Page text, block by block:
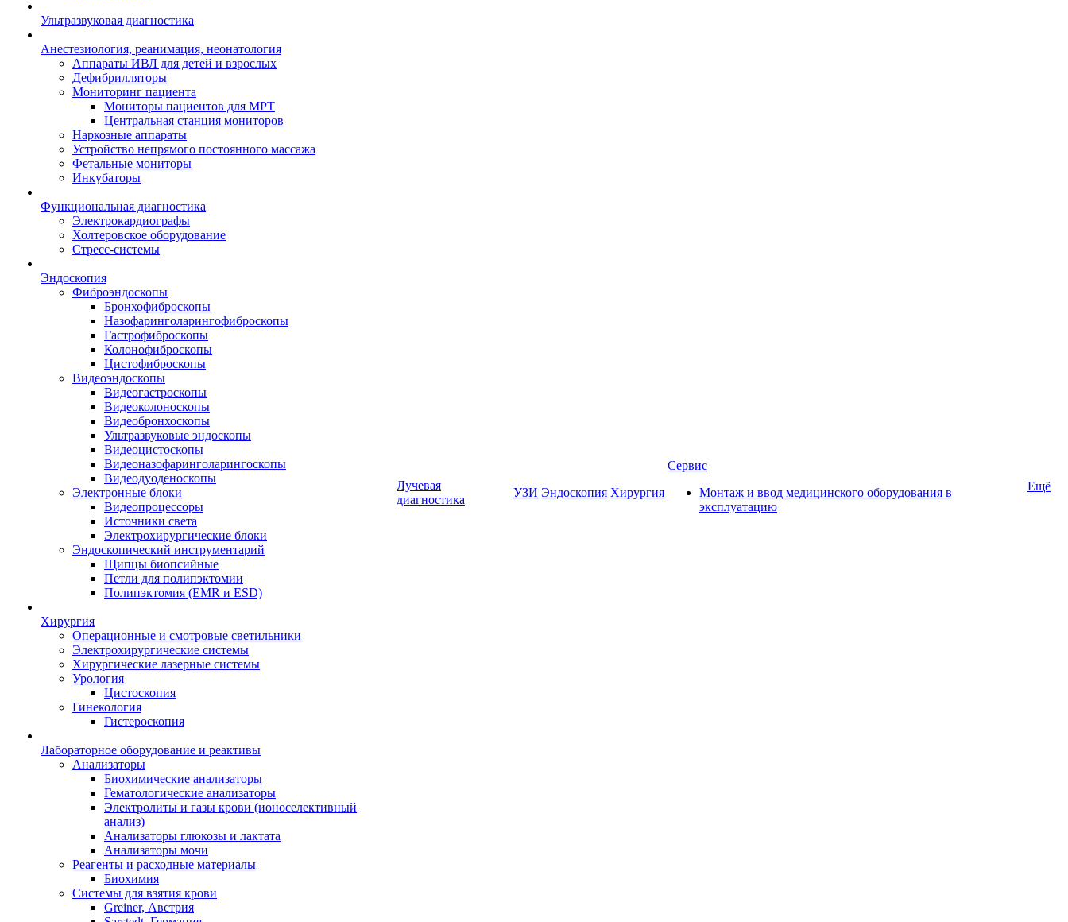
Ультразвуковая диагностика
Анестезиология, реанимация, неонатология
Аппараты ИВЛ для детей и взрослых
Дефибрилляторы
Мониторинг пациента
Мониторы пациентов для МРТ
Центральная станция мониторов
Наркозные аппараты
Устройство непрямого постоянного массажа
Фетальные мониторы
Инкубаторы
Функциональная диагностика
Электрокардиографы
Холтеровское оборудование
Стресс-системы
Эндоскопия
Фиброэндоскопы
Бронхофиброскопы
Назофаринголарингофиброскопы
Гастрофиброскопы
Колонофиброскопы
Цистофиброскопы
Видеоэндоскопы
Видеогастроскопы
Видеоколоноскопы
Видеобронхоскопы
Ультразвуковые эндоскопы
Видеоцистоскопы
Видеоназофаринголарингоскопы
Видеодуоденоскопы
Электронные блоки
Видеопроцессоры
Источники света
Электрохирургические блоки
Эндоскопический инструментарий
Щипцы биопсийные
Петли для полипэктомии
Полипэктомия (EMR и ESD)
Хирургия
Операционные и смотровые светильники
Электрохирургические системы
Хирургические лазерные системы
Урология
Цистоскопия
Гинекология
Гистероскопия
Лабораторное оборудование и реактивы
Анализаторы
Биохимические анализаторы
Гематологические анализаторы
Электролиты и газы крови (ионоселективный
анализ)
Анализаторы глюкозы и лактата
Анализаторы мочи
Реагенты и расходные материалы
Биохимия
Системы для взятия крови
Greiner, Австрия
Лучевая
диагностика
УЗИ Эндоскопия Хирургия
Сервис
Монтаж и ввод медицинского оборудования в
эксплуатацию
Ещё